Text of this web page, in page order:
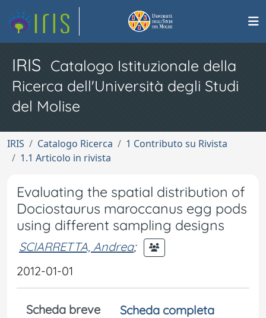
IRIS Catalogo Istituzionale della
Ricerca dell'Università degli Studi
del Molise
IRIS Catalogo Ricerca
1 Contributo su Rivista
1.1 Articolo in rivista
Evaluating the spatial distribution of
Dociostaurus maroccanus egg pods
using different sampling designs
SCIARRETTA, Andrea;
2012-01-01
Scheda breve
Scheda completa